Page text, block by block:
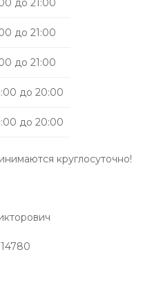
до 21:00
до 21:00
до 21:00
до 20:00
до 20:00
круглосуточно!